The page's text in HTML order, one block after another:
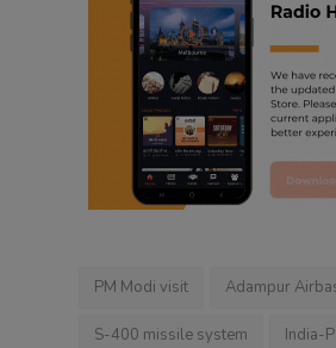
PM Modi visit Adampur
S-400 missile system India-